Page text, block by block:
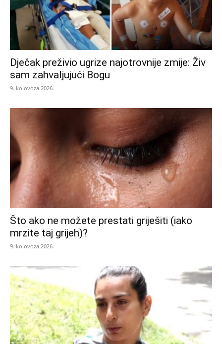
Dječak preživio ugrize najotrovnije zmije: Živ
sam zahvaljujući Bogu
9. kolovoza 2026.
Što ako ne možete prestati griješiti (iako
mrzite taj grijeh)?
9. kolovoza 2026.